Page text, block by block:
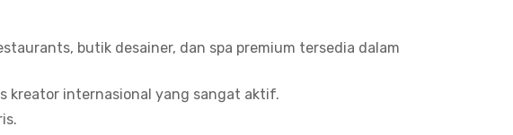
butik desainer, dan spa premium tersedia dalam
kreator internasional yang sangat aktif.